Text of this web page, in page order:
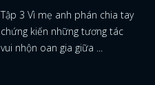
Tập 3 Vì mẹ anh phán chia tay
chứng kiến những tương tác
vui nhộn oan gia giữa ...